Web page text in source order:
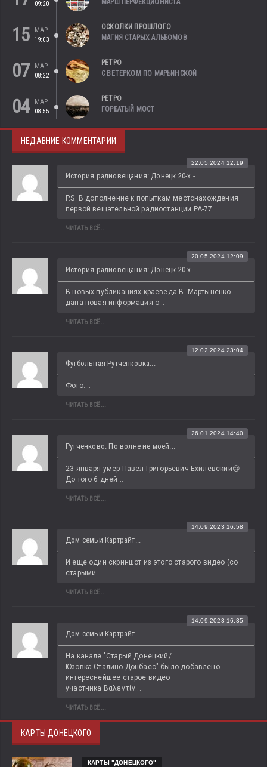
09:20 МАРШ ПЕРФЕКЦИОНИСТА
15
МАР
19:03
ОСКОЛКИ ПРОШЛОГО
МАГИЯ СТАРЫХ АЛЬБОМОВ
07
МАР
08:22
РЕТРО
С ВЕТЕРКОМ ПО МАРЬИНСКОЙ
04
МАР
08:55
РЕТРО
ГОРБАТЫЙ МОСТ
НЕДАВНИЕ КОММЕНТАРИИ
История радиовещания: Донецк 20-х -...
22.05.2024 12:19
P.S. В дополнение к попыткам местонахождения
первой вещательной радиостанции РА-77...
ЧИТАТЬ ВСЁ...
История радиовещания: Донецк 20-х -...
20.05.2024 12:09
В новых публикациях краеведа В. Мартыненко
дана новая информация о...
ЧИТАТЬ ВСЁ...
Футбольная Рутченковка...
12.02.2024 23:04
Фото:...
ЧИТАТЬ ВСЁ...
Рутченково. По волне не моей...
26.01.2024 14:40
23 января умер Павел Григорьевич Ехилевский😢
До того 6 дней...
ЧИТАТЬ ВСЁ...
Дом семьи Картрайт...
14.09.2023 16:58
И еще один скриншот из этого старого видео (со
старыми...
ЧИТАТЬ ВСЁ...
Дом семьи Картрайт...
14.09.2023 16:35
На канале "Старый Донецкий/
Юзовка.Сталино.Донбасс" было добавлено
интереснейшее старое видео
участника Βαλεντίν...
ЧИТАТЬ ВСЁ...
КАРТЫ ДОНЕЦКОГО
КАРТЫ "ДОНЕЦКОГО"